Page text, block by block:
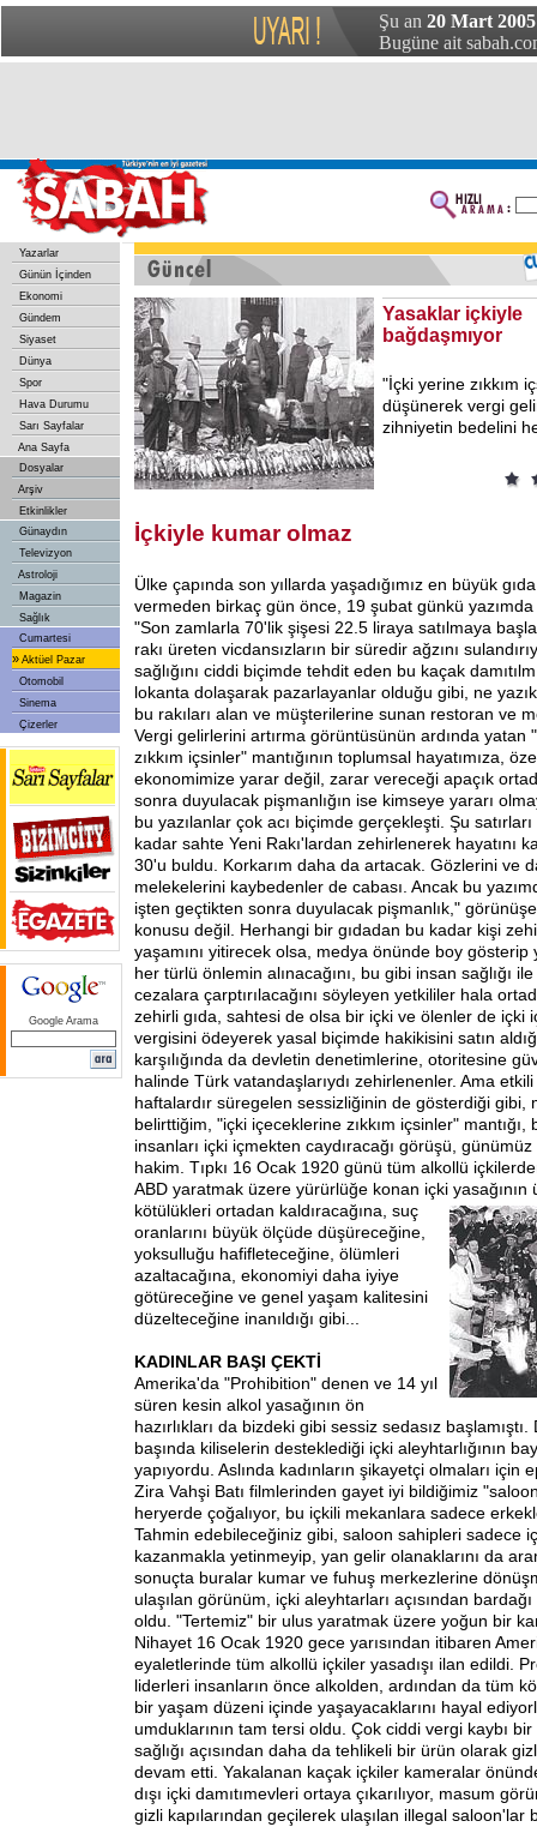
Şu an 20 Mart
Bugüne ait
Yazarlar
Günün İçinden
Ekonomi
Gündem
Siyaset
Dünya
Spor
Hava Durumu
Sarı Sayfalar
Ana Sayfa
Dosyalar
Arşiv
Etkinlikler
Günaydın
Televizyon
Astroloji
Magazin
Sağlık
Cumartesi
» Aktüel Pazar
Otomobil
Sinema
Çizerler
Google Arama
Yasaklar içkiyle
bağdaşmıyor
"İçki yerine zıkkım
düşünerek vergi
zihniyetin bedelini
İçkiyle kumar olmaz
Ülke çapında son yıllarda yaşadığımız en büyük
vermeden birkaç gün önce, 19 şubat günkü yazımda
"Son zamlarla 70'lik şişesi 22.5 liraya satılmaya
rakı üreten vicdansızların bir süredir ağzını
sağlığını ciddi biçimde tehdit eden bu kaçak
lokanta dolaşarak pazarlayanlar olduğu gibi, ne
bu rakıları alan ve müşterilerine sunan restoran ve
Vergi gelirlerini artırma görüntüsünün ardında yatan
zıkkım içsinler" mantığının toplumsal hayatımıza,
ekonomimize yarar değil, zarar vereceği apaçık
sonra duyulacak pişmanlığın ise kimseye yararı
bu yazılanlar çok acı biçimde gerçekleşti. Şu
kadar sahte Yeni Rakı'lardan zehirlenerek hayatını
30'u buldu. Korkarım daha da artacak. Gözlerini ve
melekelerini kaybedenler de cabası. Ancak bu
işten geçtikten sonra duyulacak pişmanlık,"
konusu değil. Herhangi bir gıdadan bu kadar kişi
yaşamını yitirecek olsa, medya önünde boy
her türlü önlemin alınacağını, bu gibi insan sağlığı
cezalara çarptırılacağını söyleyen yetkililer hala
zehirli gıda, sahtesi de olsa bir içki ve ölenler de içki
vergisini ödeyerek yasal biçimde hakikisini satın
karşılığında da devletin denetimlerine, otoritesine
halinde Türk vatandaşlarıydı zehirlenenler. Ama
haftalardır süregelen sessizliğinin de gösterdiği gibi,
belirttiğim, "içki içeceklerine zıkkım içsinler"
insanları içki içmekten caydıracağı görüşü, günümüz
hakim. Tıpkı 16 Ocak 1920 günü tüm alkollü
ABD yaratmak üzere yürürlüğe konan içki yasağının
kötülükleri ortadan kaldıracağına, suç
oranlarını büyük ölçüde düşüreceğine,
yoksulluğu hafifleteceğine, ölümleri
azaltacağına, ekonomiyi daha iyiye
götüreceğine ve genel yaşam kalitesini
düzelteceğine inanıldığı gibi...
KADINLAR BAŞI ÇEKTİ
Amerika'da "Prohibition" denen ve 14 yıl
süren kesin alkol yasağının ön
hazırlıkları da bizdeki gibi sessiz sedasız
başında kiliselerin desteklediği içki aleyhtarlığının
yapıyordu. Aslında kadınların şikayetçi olmaları için
Zira Vahşi Batı filmlerinden gayet iyi bildiğimiz
heryerde çoğalıyor, bu içkili mekanlara sadece
Tahmin edebileceğiniz gibi, saloon sahipleri sadece
kazanmakla yetinmeyip, yan gelir olanaklarını da
sonuçta buralar kumar ve fuhuş merkezlerine
ulaşılan görünüm, içki aleyhtarları açısından
oldu. "Tertemiz" bir ulus yaratmak üzere yoğun bir
Nihayet 16 Ocak 1920 gece yarısından itibaren
eyaletlerinde tüm alkollü içkiler yasadışı ilan edildi.
liderleri insanların önce alkolden, ardından da tüm
bir yaşam düzeni içinde yaşayacaklarını hayal
umduklarının tam tersi oldu. Çok ciddi vergi kaybı
sağlığı açısından daha da tehlikeli bir ürün olarak
devam etti. Yakalanan kaçak içkiler kameralar
dışı içki damıtımevleri ortaya çıkarılıyor, masum
gizli kapılarından geçilerek ulaşılan illegal saloon'lar